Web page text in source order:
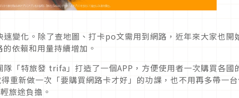
變化。除了查地圖、打卡po文需用到網路，近年來大家也開
依賴和用量持續增加。
「特旅發 trifa」打造了一個APP，方便使用者一次購買各國
重新做一次「要購買網路卡才好」的功課，也不用再多帶一
旅途負擔。